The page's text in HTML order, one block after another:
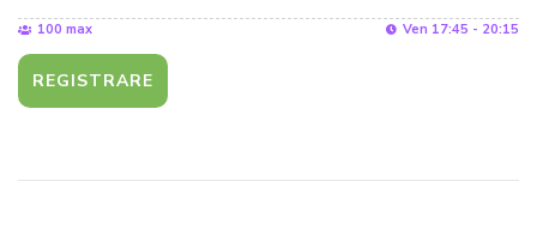
Ven 17:45 - 20:15
100 max
REGISTRARE